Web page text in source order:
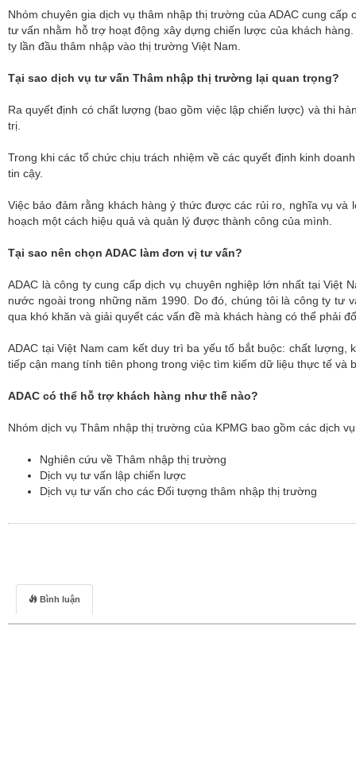
Nhóm chuyên gia dịch vụ thâm nhập thị trường của ADAC cung
tư vấn nhằm hỗ trợ hoạt động xây dựng chiến lược của khách
ty lần đầu thâm nhập vào thị trường Việt Nam.
Tại sao dịch vụ tư vấn Thâm nhập thị trường lại quan trọng?
Ra quyết định có chất lượng (bao gồm việc lập chiến lược) và thi
trị.
Trong khi các tổ chức chịu trách nhiệm về các quyết định kinh
tin cậy.
Việc bảo đảm rằng khách hàng ý thức được các rủi ro, nghĩa vụ
hoạch một cách hiệu quả và quản lý được thành công của mình.
Tại sao nên chọn ADAC làm đơn vị tư vấn?
ADAC là công ty cung cấp dịch vụ chuyên nghiệp lớn nhất tại
nước ngoài trong những năm 1990. Do đó, chúng tôi là công ty tư
qua khó khăn và giải quyết các vấn đề mà khách hàng có thể phải
ADAC tại Việt Nam cam kết duy trì ba yếu tố bắt buộc: chất
tiếp cận mang tính tiên phong trong việc tìm kiếm dữ liệu thực tế và
ADAC có thể hỗ trợ khách hàng như thế nào?
Nhóm dịch vụ Thâm nhập thị trường của KPMG bao gồm các dịch
Nghiên cứu về Thâm nhập thị trường
Dịch vụ tư vấn lập chiến lược
Dịch vụ tư vấn cho các Đối tượng thâm nhập thị trường
Bình luận